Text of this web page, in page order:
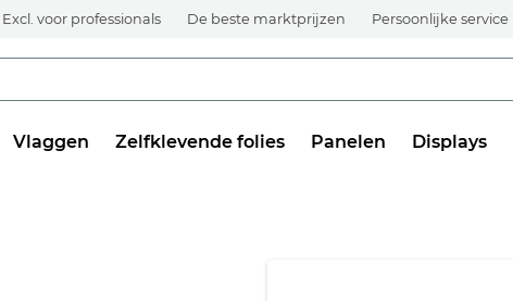
Excl. voor professionals De beste marktprijzen Persoonlijke service
Vlaggen Zelfklevende folies Panelen Displays